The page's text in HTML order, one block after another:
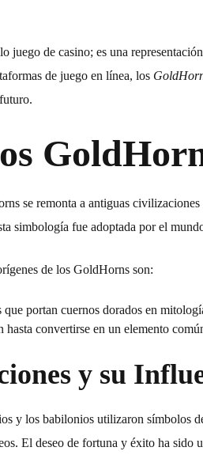
juego de casino; es una
de juego en línea, los
se remonta a antiguas
simbología fue adoptada por el
de los GoldHorns son:
que portan cuernos dorados en
convertirse en un elemento
y su
y los babilonios utilizaron símbolos
El deseo de fortuna y éxito ha